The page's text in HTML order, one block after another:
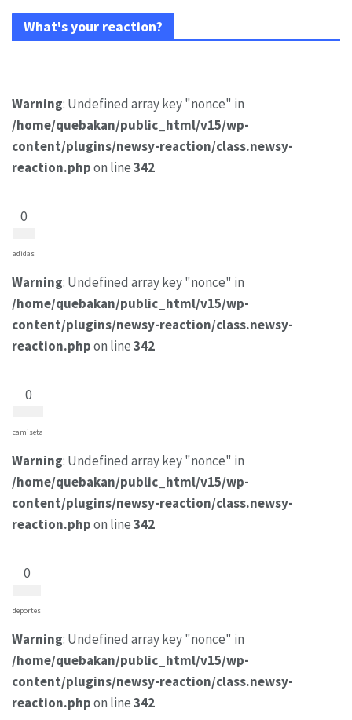
What's your reaction?
Warning: Undefined array key "nonce" in
/home/quebakan/public_html/v15/wp-
content/plugins/newsy-reaction/class.newsy-
reaction.phpon line342
0
adidas
Warning: Undefined array key "nonce" in
/home/quebakan/public_html/v15/wp-
content/plugins/newsy-reaction/class.newsy-
reaction.phpon line342
0
camiseta
Warning: Undefined array key "nonce" in
/home/quebakan/public_html/v15/wp-
content/plugins/newsy-reaction/class.newsy-
reaction.phpon line342
0
deportes
Warning: Undefined array key "nonce" in
/home/quebakan/public_html/v15/wp-
content/plugins/newsy-reaction/class.newsy-
reaction.phpon line342